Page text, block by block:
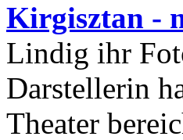
Kirgisztan -
Lindig ihr
Darstellerin
Theater